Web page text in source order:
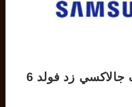
مواصفات هاتف جالاكسي زد فولد 6